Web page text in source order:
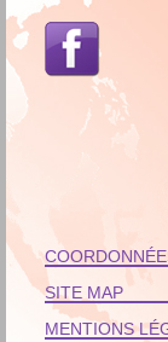
SITE MAP
MENTIONS